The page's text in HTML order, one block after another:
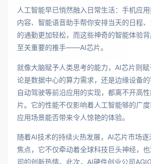
人工智能早已悄然融入日常生活：手机应
内容、智能语音助手帮你安排当天的日程
的通勤更加轻松，而这些神奇的智能体验
至关重要的推手——AI芯片。
就像大脑赋予人类思考的能力，AI芯片则
论是数据中心的算力需求，还是边缘设备
自动驾驶等前沿应用的实现，都离不开高
片。它的性能不仅影响着人工智能够的广
应用场景能否带来令人惊艳的体验。
随着AI技术的持续火热发展，AI芯片市场
焦点，它不仅牵动着全球科技巨头神经，
司的创新热情。此次，AI硬件创业公司